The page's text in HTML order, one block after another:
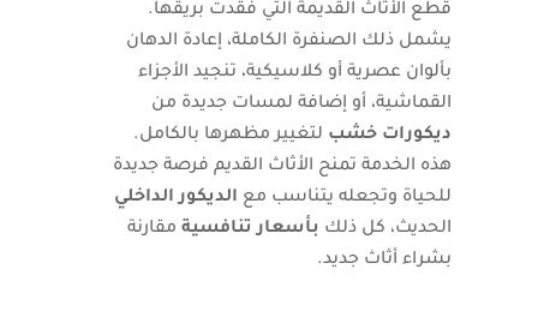
قطع الأثاث القديمة التي فقدت بريقها.
يشمل ذلك الصنفرة الكاملة، إعادة الدهان
بألوان عصرية أو كلاسيكية، تنجيد الأجزاء
القماشية، أو إضافة لمسات جديدة من
ديكورات خشب لتغيير مظهرها بالكامل.
هذه الخدمة تمنح الأثاث القديم فرصة جديدة
للحياة وتجعله يتناسب مع الديكور الداخلي
الحديث، كل ذلك بأسعار تنافسيةمقارنة
بشراء أثاث جديد.